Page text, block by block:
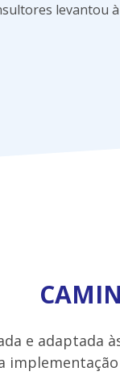
levantou à
e adaptada